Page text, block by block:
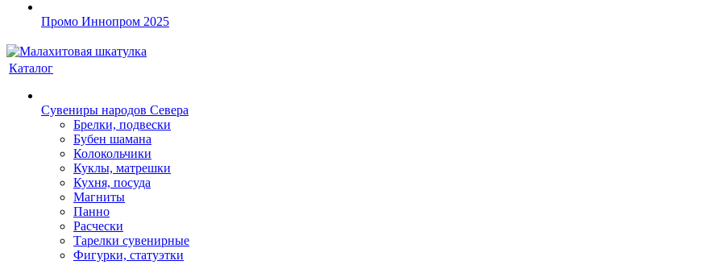
Промо Иннопром 2025
Каталог
Сувениры народов Севера
Брелки, подвески
Бубен шамана
Колокольчики
Куклы, матрешки
Кухня, посуда
Магниты
Панно
Расчески
Тарелки сувенирные
Фигурки, статуэтки